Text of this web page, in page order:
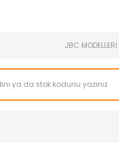
JBC MODELLERİ